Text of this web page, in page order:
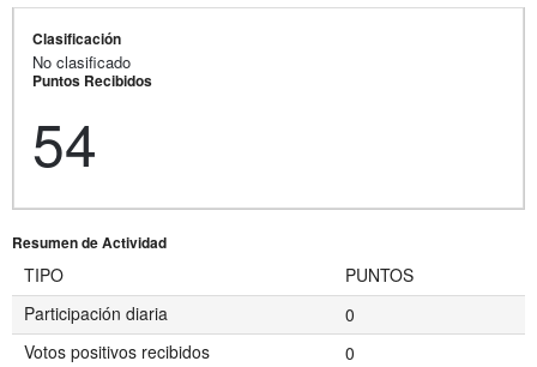
Clasificación
No clasificado
Puntos Recibidos
54
Resumen de Actividad
TIPO
PUNTOS
Participación diaria
0
Votos positivos recibidos
0